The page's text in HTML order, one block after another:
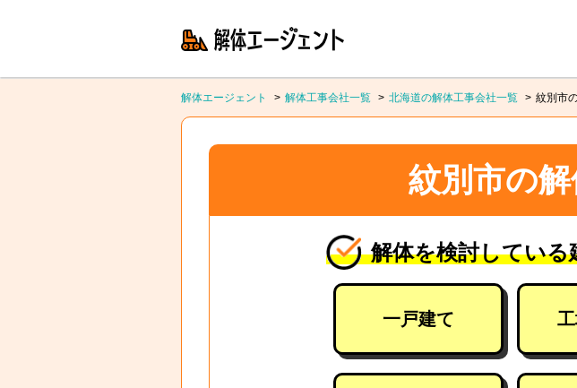
解体エージェント 解体工事会社一覧 北海道の解体工事会社一覧 紋別市
紋別市の
解体を検討してい
一戸建て